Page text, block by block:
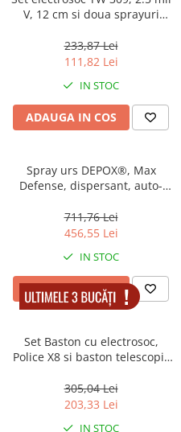
V, 12 cm si doua sprayuri
propulsie jet, 60 ml
233,87 Lei
111,82 Lei
IN STOC
ADAUGA IN COS
Spray urs DEPOX®, Max
Defense, dispersant, auto-
711,76 Lei
456,55 Lei
IN STOC
ADAUGA IN COS
Set Baston cu electrosoc,
Police X8 si baston telescopic
paralizant
305,04 Lei
203,33 Lei
IN STOC